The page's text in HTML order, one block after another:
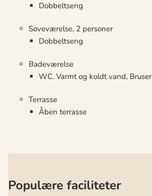
Dobbeltseng
Soveværelse, 2 personer
Dobbeltseng
Badeværelse
WC. Varmt og koldt vand, Bruser
Terrasse
Åben terrasse
Populære faciliteter